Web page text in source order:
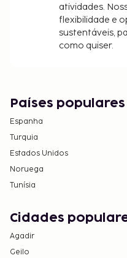
atividades.
flexibilidade e
sustentáveis,
como quiser.
Países populares
Espanha
Turquia
Estados Unidos
Noruega
Tunísia
Cidades
Agadir
Geilo